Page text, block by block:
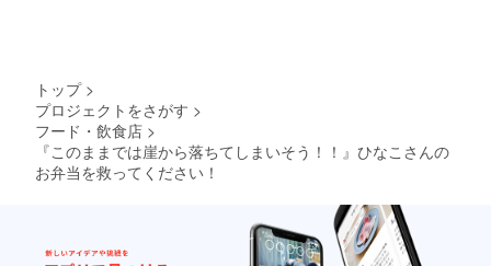
トップ >
プロジェクトをさがす >
フード・飲食店 >
『このままでは崖から落ちてしまいそう！！』ひなこさんの
お弁当を救ってください！